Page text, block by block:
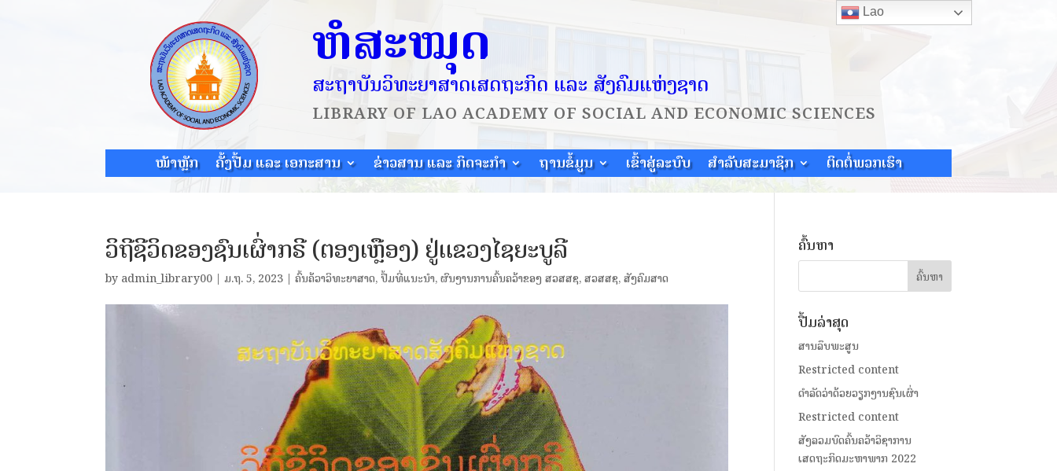
ຫໍສະໝຸດ
ສະຖາບັນວິທະຍາສາດເສດຖະກິດ ແລະ ສັງຄົມແຫ່ງຊາດ
LIBRARY OF LAO ACADEMY OF SOCIAL AND ECONOMIC SCIENCES
ໜ້າຫຼັກ ຄັ້ງປື້ມ ແລະ ເອກະສານ ຂ່າວສານ ແລະ ກິດຈະກຳ ຖານຂໍ້ມູນ ເຂົ້າສູ່ລະບົບ ສຳລັບສະມາຊິກ ຕິດຕໍ່ພວກເຮົາ
ວິຖີຊີວິດຂອງຊົນເຜົ່າກຣີ (ຕອງເຫຼືອງ) ຢູ່ແຂວງໄຊຍະບູລີ
by admin_library00 |ມ.ຖ. 5, 2023 |ຄົ້ນຄ້ວາວິທະຍາສາດ,ປຶ້ມທີ່ແນະນຳ,ຜົນງານການຄົ້ນຄວ້າຂອງ ສວສສຊ,ສວສສຊ,ສັງຄົມສາດ
ຄົ້ນຫາ
ປື້ມລ່າສຸດ
ສານລຶບພະສູນ
Restricted content
ດໍາລັດວ່າດ້ວຍວຽກງານຊົນເຜົ່າ
Restricted content
ສັງລວມບົດຄົ້ນຄວ້າວິຊາການ
ເສດຖະກິດມະຫາພາກ 2022
Lao